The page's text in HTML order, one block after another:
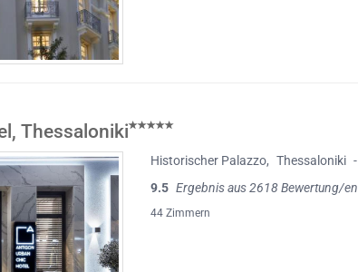
Thessaloniki
Historischer Palazzo, Thessaloniki -
9.5 Ergebnis aus 2618 Bewertung/en
44 Zimmern